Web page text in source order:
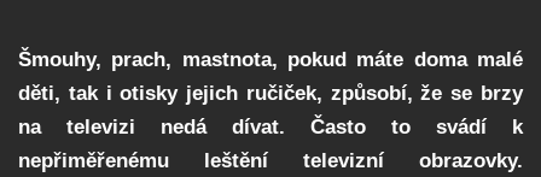
Šmouhy, prach, mastnota, pokud máte doma malé
děti, tak i otisky jejich ručiček, způsobí, že se brzy
na televizi nedá dívat. Často to svádí k
nepřiměřenému leštění televizní obrazovky.